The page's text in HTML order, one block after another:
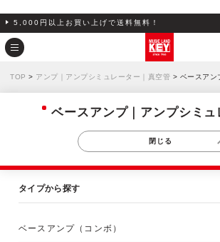
5,000円以上お買い上げで送料無料！
TOP > アンプ｜アンプシミュレーター｜真空管 > ベースアン
ベースアンプ｜アンプシミュ
タイプから探す
ベースアンプ（コンボ）